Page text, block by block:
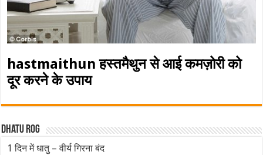
hastmaithun हस्तमैथुन से आई कमज़ोरी को
दूर करने के उपाय
Dhatu rog
1 दिन में धातु – वीर्य गिरना बंद